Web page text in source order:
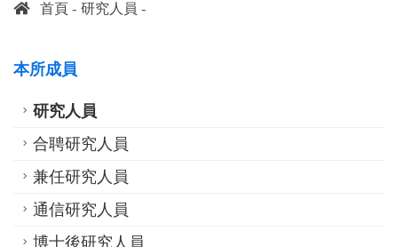
首頁 研究人員
本所成員
研究人員
合聘研究人員
兼任研究人員
通信研究人員
博士後研究人員